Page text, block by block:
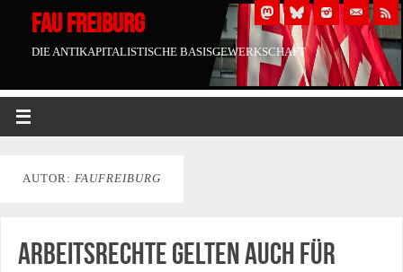
FAU FREIBURG
DIE ANTIKAPITALISTISCHE BASISGEWERKSCHAFT
AUTOR: FAUFREIBURG
Arbeitsrechte gelten auch für